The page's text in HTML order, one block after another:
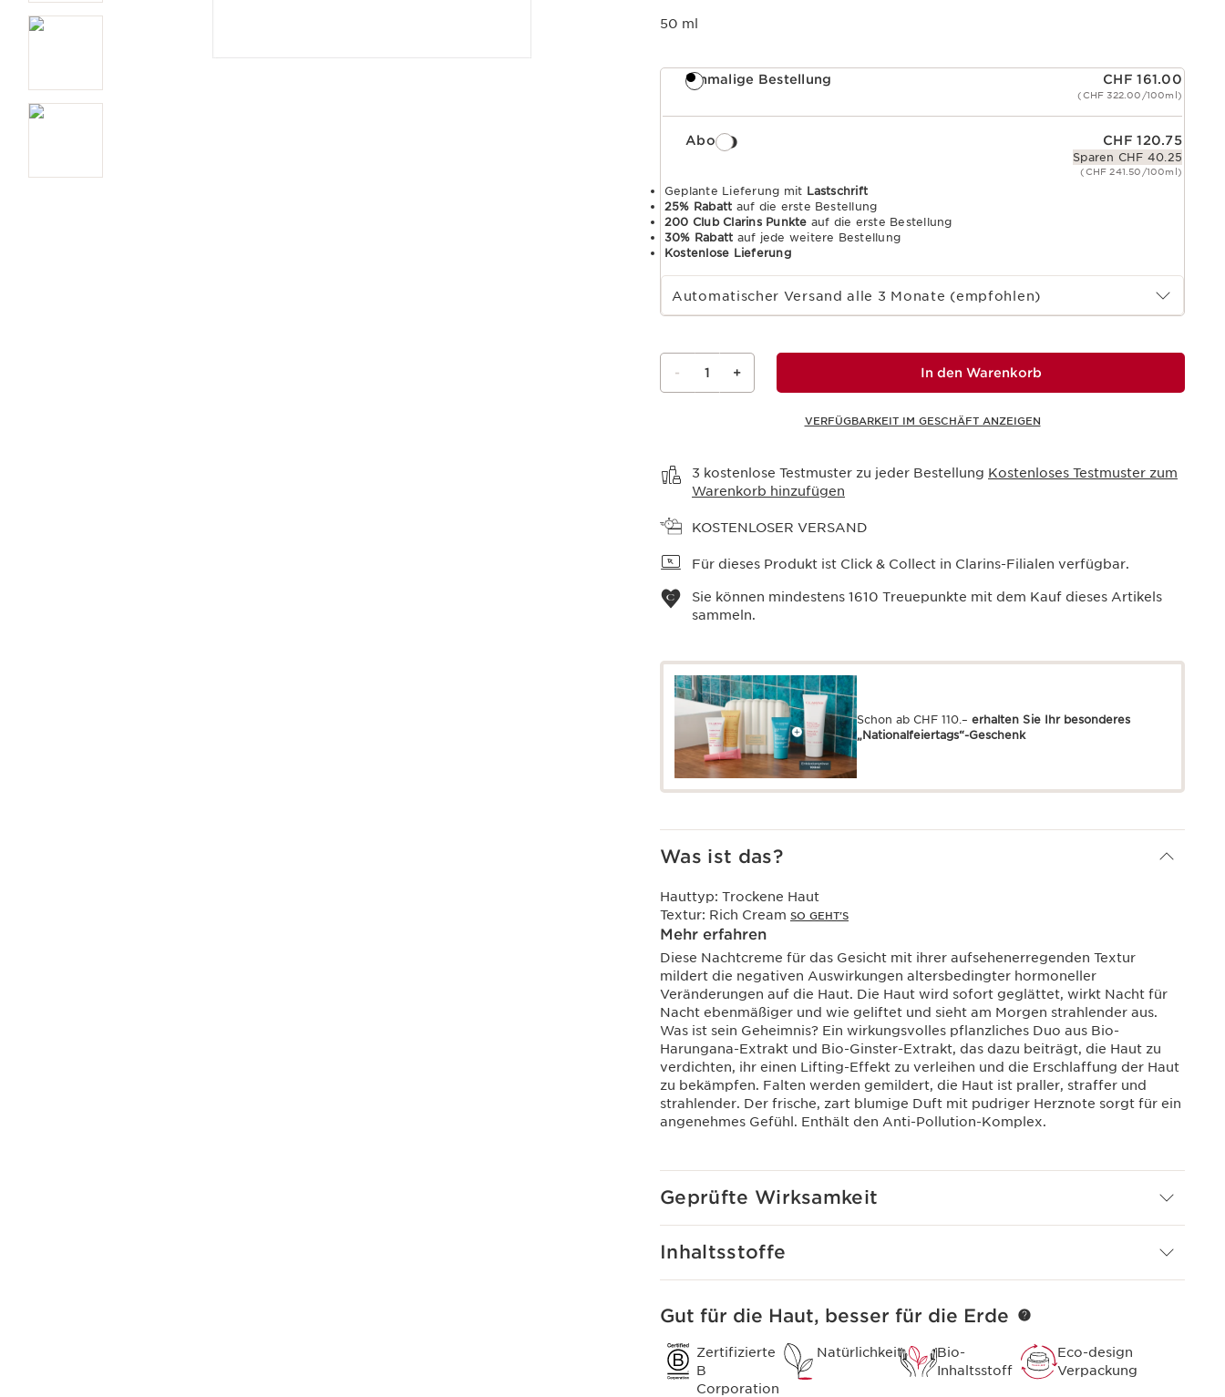
50 ml
Einmalige Bestellung CHF 161.00
(CHF 322.00/100ml)
Abo CHF 120.75
Sparen CHF 40.25
(CHF 241.50/100ml)
Geplante Lieferung mit Lastschrift
25% Rabatt auf die erste Bestellung
200 Club Clarins Punkte auf die erste Bestellung
30% Rabatt auf jede weitere Bestellung
Kostenlose Lieferung
Wählen Sie die Laufzeit des Abonnements
Automatischer Versand alle 3 Monate (empfohlen)
- 1 + In den Warenkorb
VERFÜGBARKEIT IM GESCHÄFT ANZEIGEN
3 kostenlose Testmuster zu jeder Bestellung Kostenloses Testmuster zum
Warenkorb hinzufügen
KOSTENLOSER VERSAND
Für dieses Produkt ist Click & Collect in Clarins-Filialen verfügbar.
Sie können mindestens 1610 Treuepunkte mit dem Kauf dieses Artikels
sammeln.
Schon ab CHF 110.–erhalten Sie Ihr besonderes
„Nationalfeiertags“-Geschenk
Was ist das?
Hauttyp: Trockene Haut
Textur: Rich Cream SO GEHT'S
Mehr erfahren
Diese Nachtcreme für das Gesicht mit ihrer aufsehenerregenden Textur
mildert die negativen Auswirkungen altersbedingter hormoneller
Veränderungen auf die Haut. Die Haut wird sofort geglättet, wirkt Nacht für
Nacht ebenmäßiger und wie geliftet und sieht am Morgen strahlender aus.
Was ist sein Geheimnis? Ein wirkungsvolles pflanzliches Duo aus Bio-
Harungana-Extrakt und Bio-Ginster-Extrakt, das dazu beiträgt, die Haut zu
verdichten, ihr einen Lifting-Effekt zu verleihen und die Erschlaffung der Haut
zu bekämpfen. Falten werden gemildert, die Haut ist praller, straffer und
strahlender. Der frische, zart blumige Duft mit pudriger Herznote sorgt für ein
angenehmes Gefühl. Enthält den Anti-Pollution-Komplex.
Geprüfte Wirksamkeit
Inhaltsstoffe
Gut für die Haut, besser für die Erde
Zertifizierte
B
Corporation
Natürlichkeit
Bio-
Inhaltsstoff
Eco-design
Verpackung